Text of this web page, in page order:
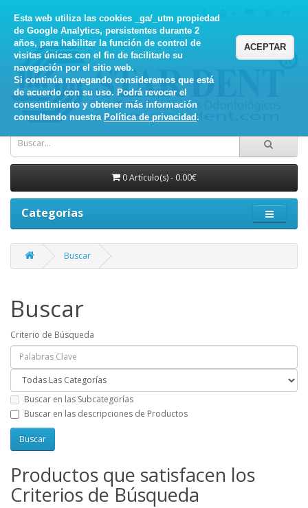
Esta web utiliza las cookies _ga/_utm propiedad
de Google Analytics, persistentes durante 2
años, para habilitar la función de control de
visitas únicas con el fin de facilitarle su
navegación por el sitio web.
Si continúa navegando consideramos que está
de acuerdo con su uso. Podrá revocar el
consentimiento y obtener más información
consultando nuestra Política de privacidad.
ACEPTAR
0 Artículo(s) - 0.00€
Categorías
Buscar
Buscar
Criterio de Búsqueda
Buscar en las Subcategorías
Buscar en las descripciones de Productos
Productos que satisfacen los
Criterios de Búsqueda